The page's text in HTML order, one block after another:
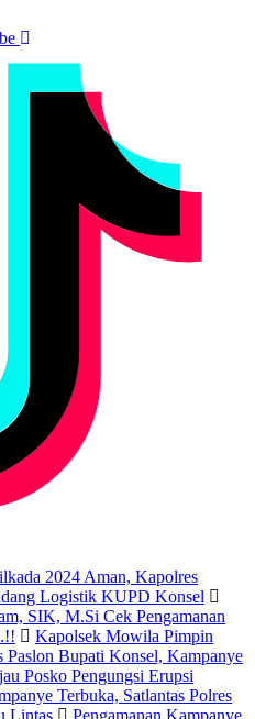
2024 Aman, Kapolres
Logistik KUPD Konsel
SIK, M.Si Cek Pengamanan
Kapolsek Mowila Pimpin
Paslon Bupati Konsel, Kampanye
Posko Pengungsi Erupsi
Terbuka, Satlantas Polres
Lintas
Pengamanan Kampanye